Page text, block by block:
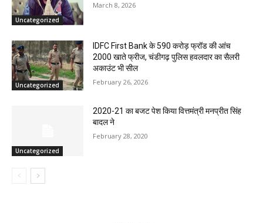
Uncategorized
March 8, 2026
Uncategorized
IDFC First Bank के 590 करोड़ फ्रॉड की आंच
2000 खाते फ्रीज, चंडीगढ़ पुलिस हवलदार का सैलरी
अकाउंट भी सील
February 26, 2026
Uncategorized
2020-21 का बजट पेश किया वित्तमंत्री मनप्रीत सिंह
बादल ने
February 28, 2020